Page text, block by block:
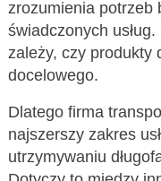
zrozumienia potrzeb
świadczonych
zależy, czy produkty
docelowego.
Dlatego firma
najszerszy zakres
utrzymywaniu